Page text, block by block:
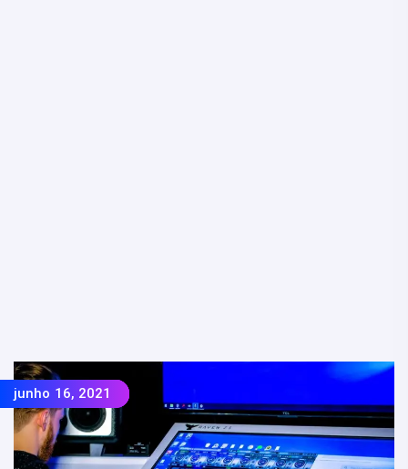
junho 16, 2021
junho 16, 2021
junho 16, 2021
junho 16, 2021